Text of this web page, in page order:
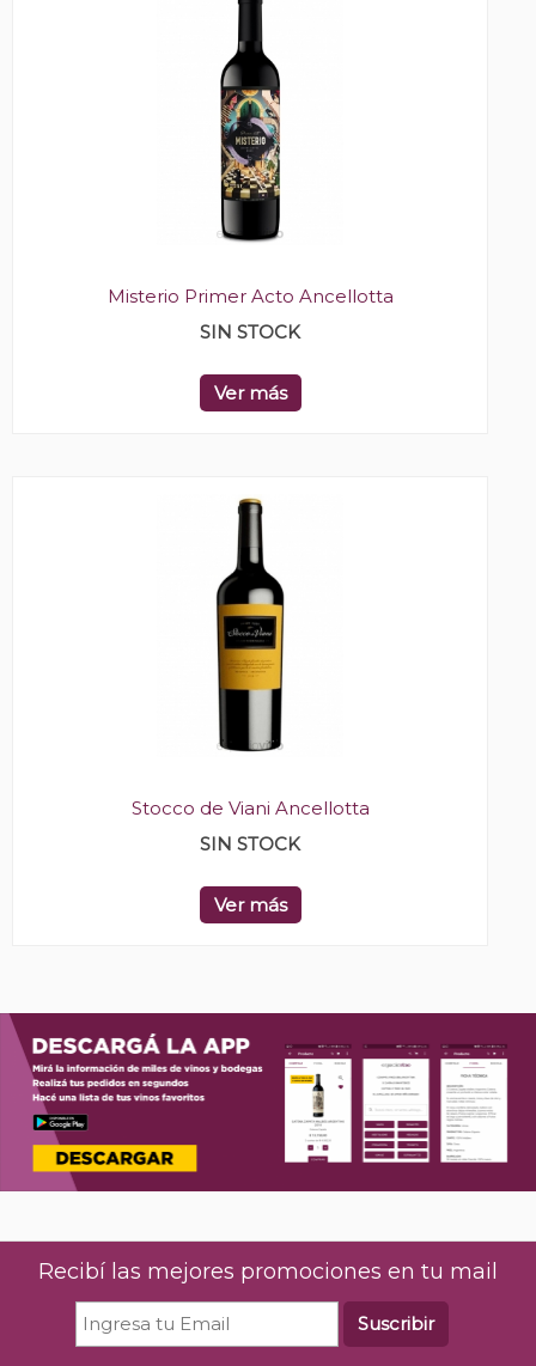
Misterio Primer Acto Ancellotta
SIN STOCK
Ver más
Stocco de Viani Ancellotta
SIN STOCK
Ver más
Recibí las mejores promociones en tu mail
Suscribir